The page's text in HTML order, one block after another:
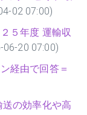
02 07:00)
５年度 運輸収
06-20 07:00)
経由で回答＝
送の効率化や高